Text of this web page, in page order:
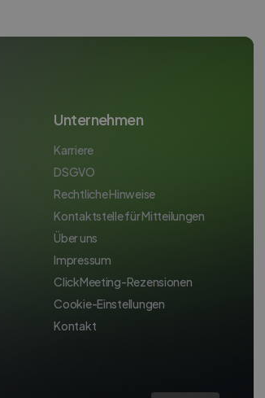
Unternehmen
Karriere
DSGVO
Rechtliche Hinweise
Kontaktstelle für Mitteilungen
Über uns
Impressum
ClickMeeting-Rezensionen
Cookie-Einstellungen
Kontakt